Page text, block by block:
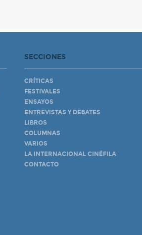
SECCIONES
CRÍTICAS
FESTIVALES
ENSAYOS
ENTREVISTAS Y DEBATES
LIBROS
COLUMNAS
VARIOS
LA INTERNACIONAL CINÉFILA
CONTACTO